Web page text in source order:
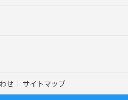
せ サイトマップ